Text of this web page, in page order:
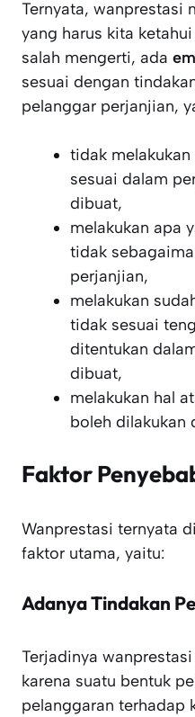
Ternyata, wanprestasi
yang harus kita
salah mengerti, ada
sesuai dengan
pelanggar perjanjian,
tidak
sesuai dalam
dibuat,
melakukan apa
tidak
perjanjian,
melakukan
tidak sesuai
ditentukan
dibuat,
melakukan hal
boleh dilakukan
Faktor
Wanprestasi ternyata
faktor utama, yaitu:
Adanya Tindakan
Terjadinya
karena suatu bentuk
pelanggaran terhadap